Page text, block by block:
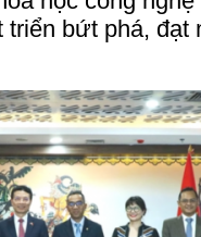
triển bứt phá,